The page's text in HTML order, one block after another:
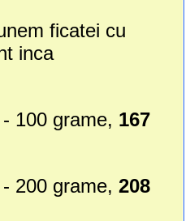
ficatei cu
inca
- 100 grame, 167
- 200 grame,208